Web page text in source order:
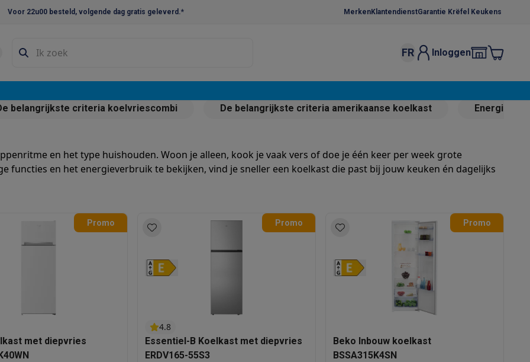
Voor 22u00 besteld, volgende dag gratis geleverd.* MerkenKlantendienstGarantie Krëfel Keukens
koelkastenAmerikaanse koelkastenWijnkoelkastenDiepvriezers
Capsule- & padsmachines NespressoDolce Gusto Koffiezetapparaten Koffie, capsules & pads
Accessoires
Accessoires
Accessoires
Ijsblokjesmachines
Keukengerei & gadgets
desserten
FR Inloggen
te
te kiezen
hier onze tips
Deel
belangrijkste criteria koelvriescombi De belangrijkste criteria amerikaanse koelkast
en het type huishouden. Woon je alleen, kook je vaak vers of doe je één keer per week grote
functies en het energieverbruik te bekijken, vind je sneller een koelkast die past bij jouw keuken én dagelijks
Promo
met diepvries
Promo
4.8
Essentiel-B Koelkast met diepvries
ERDV165-55S3
Promo
Beko Inbouw koelkast
BSSA315K4SN